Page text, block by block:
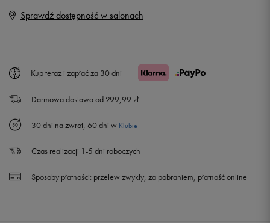
26 cm
42,5 27 cm
43 27,5 cm
44 28 cm
Sprawdź dostępność w salonach
Kup teraz i zapłać za 30 dni |
Darmowa dostawa od 299,99 zł
30 dni na zwrot, 60 dni w Klubie
Czas realizacji 1-5 dni roboczych
Sposoby płatności: przelew zwykły, za pobraniem, płatność online